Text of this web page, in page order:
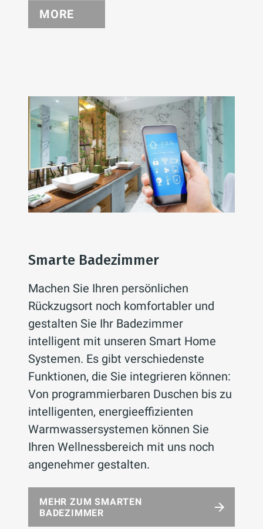
MORE
Smarte Badezimmer
Machen Sie Ihren persönlichen
Rückzugsort noch komfortabler und
gestalten Sie Ihr Badezimmer
intelligent mit unseren Smart Home
Systemen. Es gibt verschiedenste
Funktionen, die Sie integrieren können:
Von programmierbaren Duschen bis zu
intelligenten, energieeffizienten
Warmwassersystemen können Sie
Ihren Wellnessbereich mit uns noch
angenehmer gestalten.
MEHR ZUM SMARTEN
BADEZIMMER